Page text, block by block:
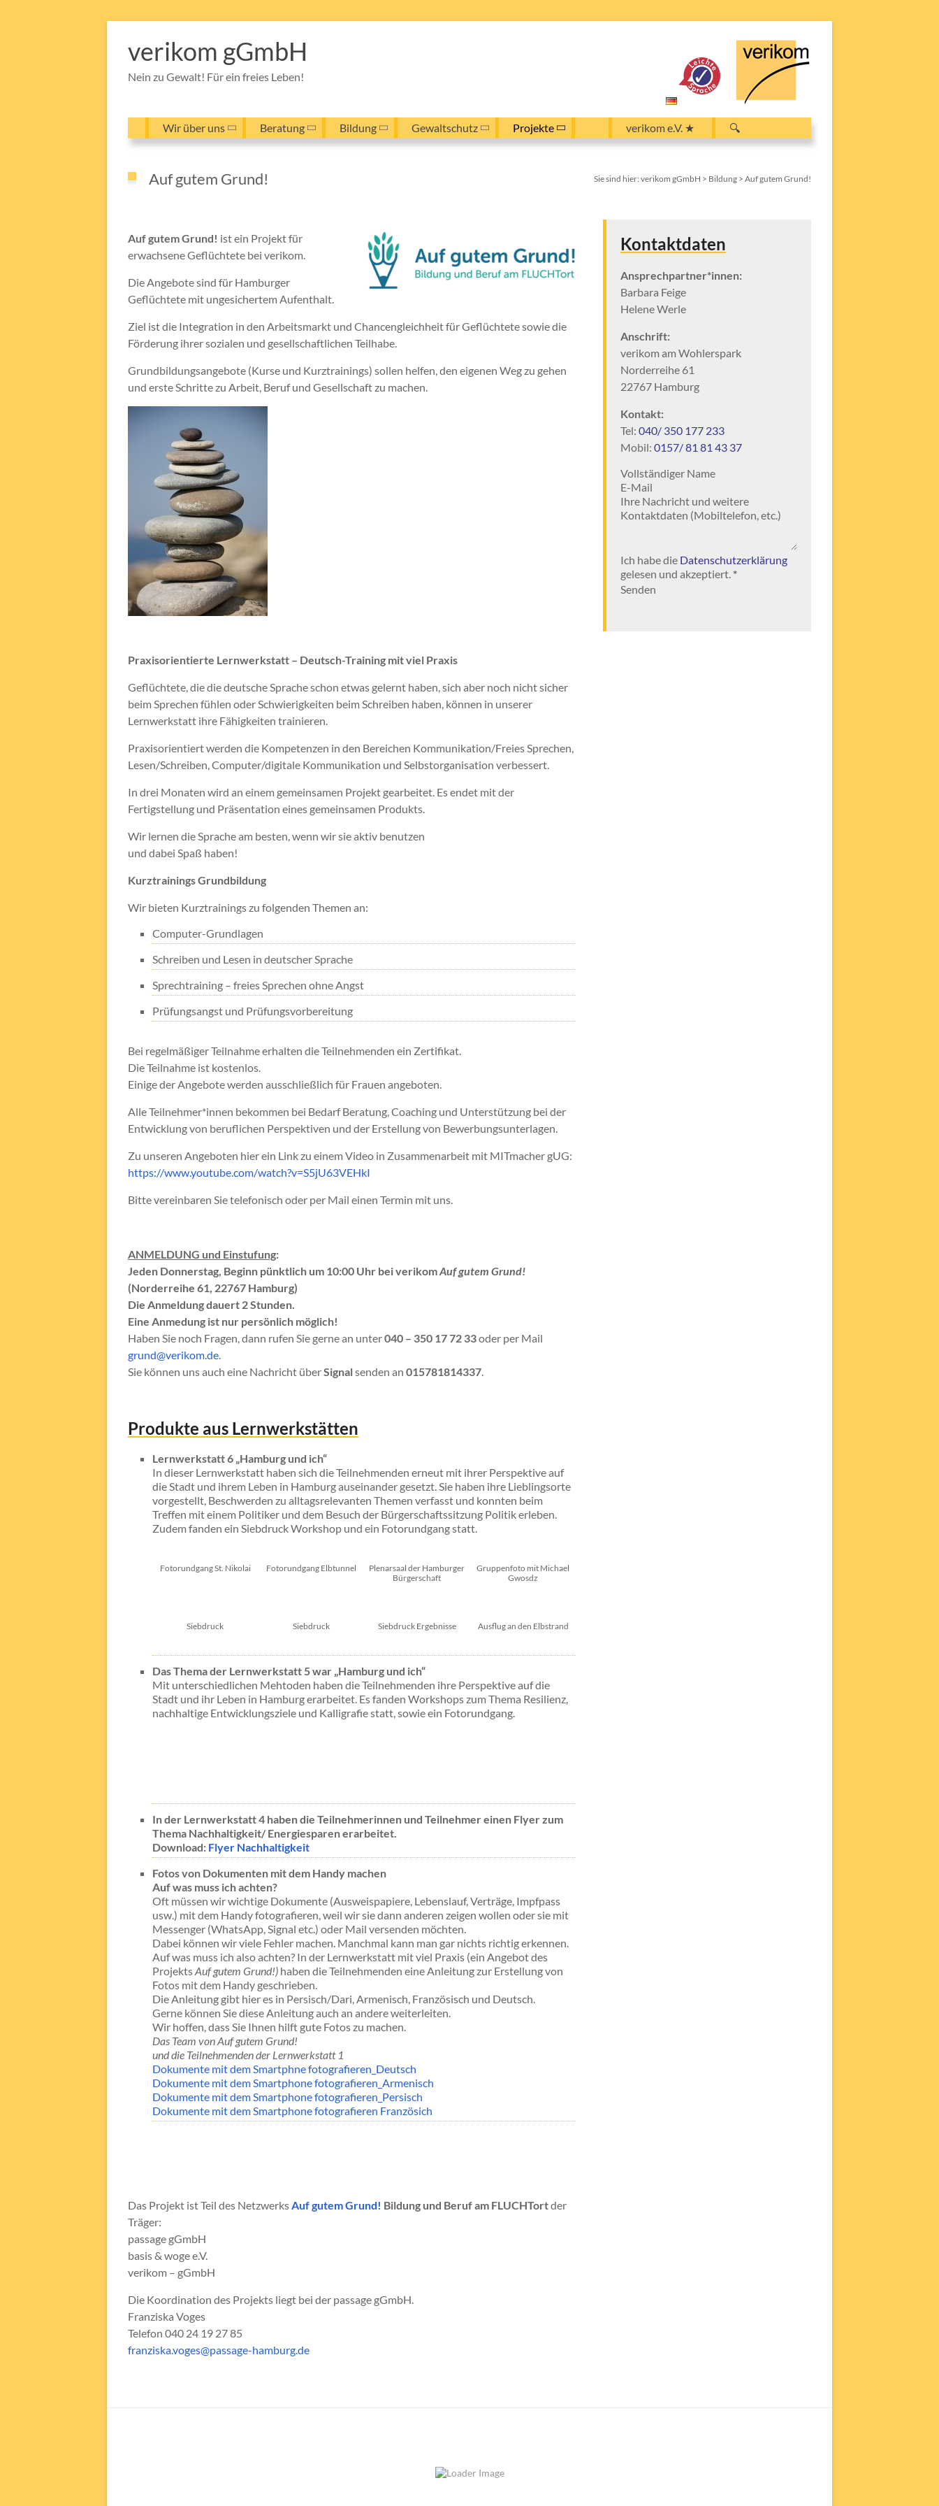
springen
verikom gGmbH
Nein zu Gewalt! Für ein freies Leben!
Wir über uns Beratung Bildung Gewaltschutz Projekte verikom e.V. ★ 🔍
for:
Search Button
Auf gutem Grund! Sie sind hier: verikom gGmbH > Bildung > Auf gutem Grund!
Auf gutem Grund! ist ein Projekt für
erwachsene Geflüchtete bei verikom.
Die Angebote sind für Hamburger
Geflüchtete mit ungesichertem Aufenthalt.
Ziel ist die Integration in den Arbeitsmarkt und Chancengleichheit für Geflüchtete sowie die
Förderung ihrer sozialen und gesellschaftlichen Teilhabe.
Grundbildungsangebote (Kurse und Kurztrainings) sollen helfen, den eigenen Weg zu gehen
und erste Schritte zu Arbeit, Beruf und Gesellschaft zu machen.
Praxisorientierte Lernwerkstatt – Deutsch-Training mit viel Praxis
Geflüchtete, die die deutsche Sprache schon etwas gelernt haben, sich aber noch nicht sicher
beim Sprechen fühlen oder Schwierigkeiten beim Schreiben haben, können in unserer
Lernwerkstatt ihre Fähigkeiten trainieren.
Praxisorientiert werden die Kompetenzen in den Bereichen Kommunikation/Freies Sprechen,
Lesen/Schreiben, Computer/digitale Kommunikation und Selbstorganisation verbessert.
In drei Monaten wird an einem gemeinsamen Projekt gearbeitet. Es endet mit der
Fertigstellung und Präsentation eines gemeinsamen Produkts.
Wir lernen die Sprache am besten, wenn wir sie aktiv benutzen
und dabei Spaß haben!
Kurztrainings Grundbildung
Wir bieten Kurztrainings zu folgenden Themen an:
Computer-Grundlagen
Schreiben und Lesen in deutscher Sprache
Sprechtraining – freies Sprechen ohne Angst
Prüfungsangst und Prüfungsvorbereitung
Bei regelmäßiger Teilnahme erhalten die Teilnehmenden ein Zertifikat.
Die Teilnahme ist kostenlos.
Einige der Angebote werden ausschließlich für Frauen angeboten.
Alle Teilnehmer*innen bekommen bei Bedarf Beratung, Coaching und Unterstützung bei der
Entwicklung von beruflichen Perspektiven und der Erstellung von Bewerbungsunterlagen.
Zu unseren Angeboten hier ein Link zu einem Video in Zusammenarbeit mit MITmacher gUG:
https://www.youtube.com/watch?v=S5jU63VEHkI
Bitte vereinbaren Sie telefonisch oder per Mail einen Termin mit uns.
ANMELDUNG und Einstufung:
Jeden Donnerstag, Beginn pünktlich um 10:00 Uhr bei verikomAuf gutem Grund!
(Norderreihe 61, 22767 Hamburg)
Die Anmeldung dauert 2 Stunden.
Eine Anmedung ist nur persönlich möglich!
Haben Sie noch Fragen, dann rufen Sie gerne an unter040 – 350 17 72 33oder per Mail
grund@verikom.de.
Sie können uns auch eine Nachricht überSignalsenden an 015781814337.
Produkte aus Lernwerkstätten
Lernwerkstatt 6 „Hamburg und ich“
In dieser Lernwerkstatt haben sich die Teilnehmenden erneut mit ihrer Perspektive auf
die Stadt und ihrem Leben in Hamburg auseinander gesetzt. Sie haben ihre Lieblingsorte
vorgestellt, Beschwerden zu alltagsrelevanten Themen verfasst und konnten beim
Treffen mit einem Politiker und dem Besuch der Bürgerschaftssitzung Politik erleben.
Zudem fanden ein Siebdruck Workshop und ein Fotorundgang statt.
Fotorundgang St. Nikolai Fotorundgang Elbtunnel
Plenarsaal der Hamburger
Bürgerschaft
Gruppenfoto mit Michael
Gwosdz
Siebdruck Siebdruck Siebdruck Ergebnisse Ausflug an den Elbstrand
Das Thema der Lernwerkstatt 5 war „Hamburg und ich“
Mit unterschiedlichen Mehtoden haben die Teilnehmenden ihre Perspektive auf die
Stadt und ihr Leben in Hamburg erarbeitet. Es fanden Workshops zum Thema Resilienz,
nachhaltige Entwicklungsziele und Kalligrafie statt, sowie ein Fotorundgang.
In der Lernwerkstatt 4 haben die Teilnehmerinnen und Teilnehmer einen Flyer zum
Thema Nachhaltigkeit/ Energiesparen erarbeitet.
Download: Flyer Nachhaltigkeit
Fotos von Dokumenten mit dem Handy machen
Auf was muss ich achten?
Oft müssen wir wichtige Dokumente (Ausweispapiere, Lebenslauf, Verträge, Impfpass
usw.) mit dem Handy fotografieren, weil wir sie dann anderen zeigen wollen oder sie mit
Messenger (WhatsApp, Signal etc.) oder Mail versenden möchten.
Dabei können wir viele Fehler machen. Manchmal kann man gar nichts richtig erkennen.
Auf was muss ich also achten? In der Lernwerkstatt mit viel Praxis (ein Angebot des
ProjektsAuf gutem Grund!) haben die Teilnehmenden eine Anleitung zur Erstellung von
Fotos mit dem Handy geschrieben.
Die Anleitung gibt hier es in Persisch/Dari, Armenisch, Französisch und Deutsch.
Gerne können Sie diese Anleitung auch an andere weiterleiten.
Wir hoffen, dass Sie Ihnen hilft gute Fotos zu machen.
Das Team von Auf gutem Grund!
und die Teilnehmenden der Lernwerkstatt 1
Dokumente mit dem Smartphne fotografieren_Deutsch
Dokumente mit dem Smartphone fotografieren_Armenisch
Dokumente mit dem Smartphone fotografieren_Persisch
Dokumente mit dem Smartphone fotografieren Französich
Das Projekt ist Teil des NetzwerksAuf gutem Grund! Bildung und Beruf am FLUCHTortder
Träger:
passage gGmbH
basis & woge e.V.
verikom – gGmbH
Die Koordination des Projekts liegt bei der passage gGmbH.
Franziska Voges
Telefon 040 24 19 27 85
franziska.voges@passage-hamburg.de
Kontaktdaten
Ansprechpartner*innen:
Barbara Feige
Helene Werle
Anschrift:
verikom am Wohlerspark
Norderreihe 61
22767 Hamburg
Kontakt:
Tel: 040/ 350 177 233
Mobil: 0157/ 81 81 43 37
Section
Ich habe die Datenschutzerklärung
gelesen und akzeptiert. *
Senden